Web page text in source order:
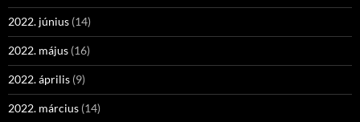
2022. június (14)
2022. május (16)
2022. április (9)
2022. március (14)